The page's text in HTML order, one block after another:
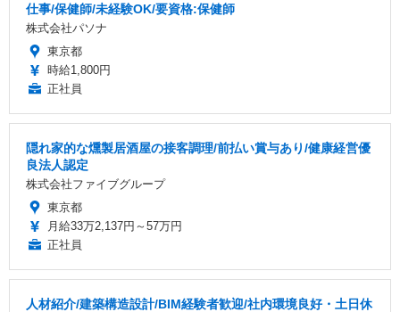
仕事/保健師/未経験OK/要資格:保健師
株式会社パソナ
東京都
時給1,800円
正社員
隠れ家的な燻製居酒屋の接客調理/前払い賞与あり/健康経営優
良法人認定
株式会社ファイブグループ
東京都
月給33万2,137円～57万円
正社員
人材紹介/建築構造設計/BIM経験者歓迎/社内環境良好・土日休